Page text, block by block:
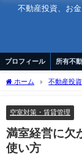
不動産投資、お
プロフィール 所有不
ホーム 不動産投資
空室対策・賃貸管理
満室経営に欠
使い方